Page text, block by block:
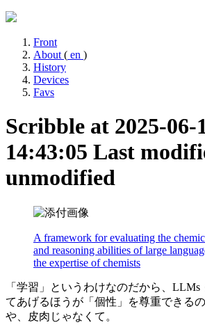
Front
About ( en )
History
Devices
Favs
Scribble at 2025-06-
14:43:05 Last
unmodified
A framework for evaluating the
and reasoning abilities of large
the expertise of chemists
「学習」というわけなのだから、
てあげるほうが「個性」を尊重できる
や、皮肉じゃなくて。